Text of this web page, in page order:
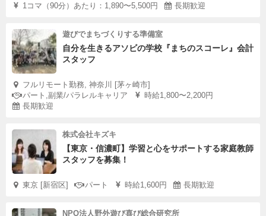
1コマ（90分）あたり：1,890〜5,500円
長期歓迎
遊びでまちづくりする準備室
自分を生きるアソビの学校『まちのスコーレ』会計
スタッフ
フルリモート勤務, 神奈川 [茅ヶ崎市]
パート,副業/パラレルキャリア
時給1,800〜2,200円
長期歓迎
株式会社キズキ
【東京・信濃町】学習と心をサポートする家庭教師
スタッフを募集！
東京 [新宿区] パート 時給1,600円 長期歓迎
NPO法人野外遊び喜び総合研究所